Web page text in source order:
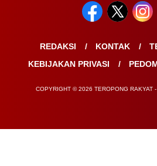
REDAKSI KONTAK
KEBIJAKAN PRIVASI
COPYRIGHT © 2026 TEROPONG RAKYAT